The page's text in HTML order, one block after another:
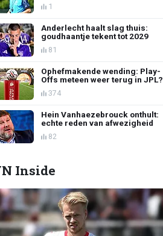
1
Anderlecht haalt slag thuis:
goudhaantje tekent tot 2029
81
Ophefmakende wending: Play-
Offs meteen weer terug in JPL?
374
Hein Vanhaezebrouck onthult:
echte reden van afwezigheid
82
Inside